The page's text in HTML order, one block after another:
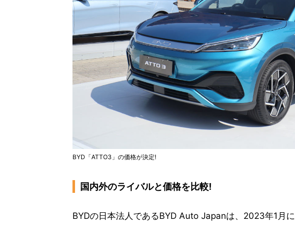
BYD「ATTO3」の価格が決定!
国内外のライバルと価格を比較!
BYDの日本法人であるBYD Auto Japanは、2023年1月に